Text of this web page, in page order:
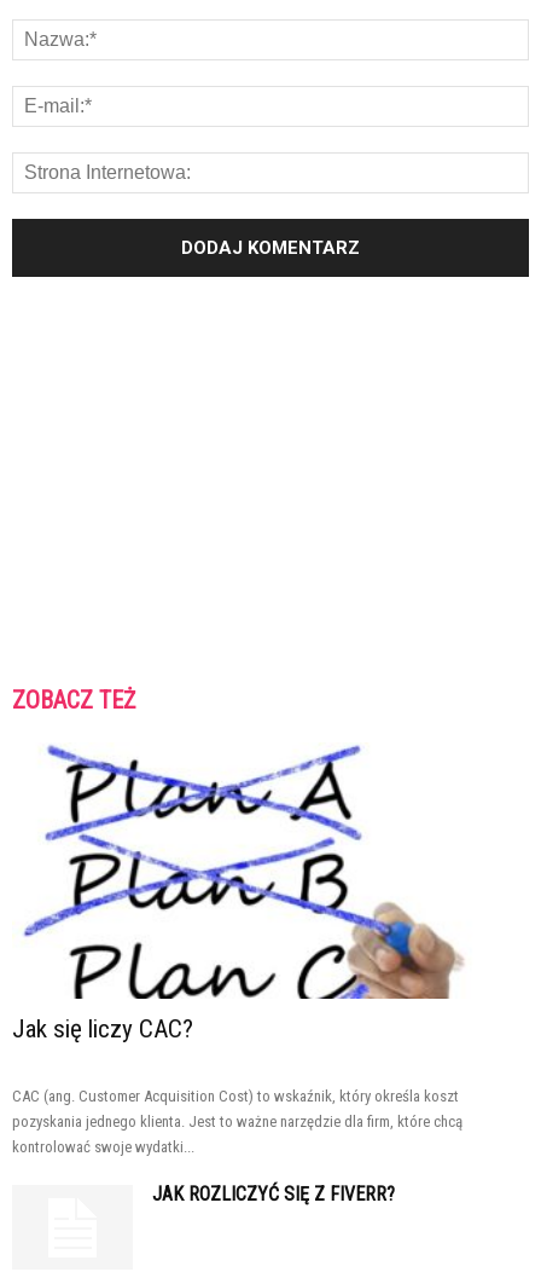
ZOBACZ TEŻ
Jak się liczy CAC?
CAC (ang. Customer Acquisition Cost) to wskaźnik, który określa koszt
pozyskania jednego klienta. Jest to ważne narzędzie dla firm, które chcą
kontrolować swoje wydatki...
JAK ROZLICZYĆ SIĘ Z FIVERR?